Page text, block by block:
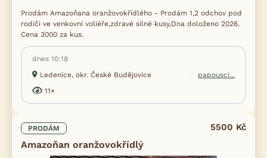
Prodám Amazoňana oranžovokřídlého - Prodám 1,2 odchov pod
rodiči ve venkovní voliéře,zdravé silné kusy,Dna doloženo 2026.
Cena 3000 za kus.
dnes 10:18
Ledenice, okr. České Budějovice
papousci...
11×
PRODÁM
Amazoňan oranžovokřídlý
5500 Kč